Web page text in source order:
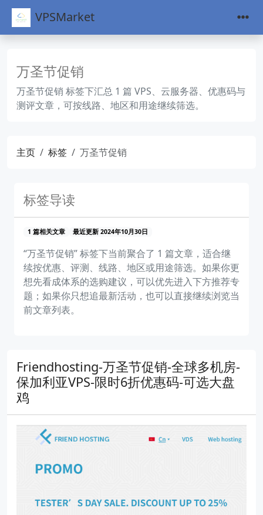
VPSMarket
万圣节促销
万圣节促销 标签下汇总 1 篇 VPS、云服务器、优惠码与
测评文章，可按线路、地区和用途继续筛选。
主页 标签 万圣节促销
标签导读
1 篇相关文章 最近更新 2024年10月30日
“万圣节促销” 标签下当前聚合了 1 篇文章，适合继
续按优惠、评测、线路、地区或用途筛选。如果你更
想先看成体系的选购建议，可以优先进入下方推荐专
题；如果你只想追最新活动，也可以直接继续浏览当
前文章列表。
Friendhosting-万圣节促销-全球多机房-
保加利亚VPS-限时6折优惠码-可选大盘
鸡